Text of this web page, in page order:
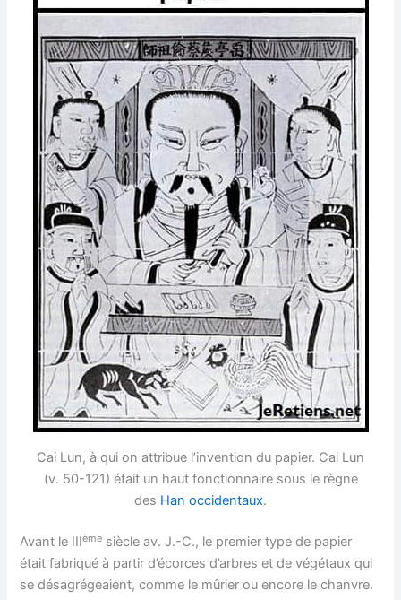
Cai Lun, à qui on attribue l’invention du papier. Cai Lun
(v. 50-121) était un haut fonctionnaire sous le règne
des Han occidentaux.
Avant le IIIème siècle av. J.-C., le premier type de papier
était fabriqué à partir d’écorces d’arbres et de végétaux qui
se désagrégeaient, comme le mûrier ou encore le chanvre.